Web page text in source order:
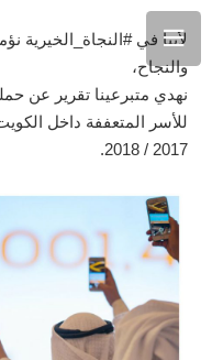
لأننا في #النجاة_الخيرية
والنجاح،
نهدي متبرعينا تقرير عن
للأسر المتعففة داخل
2017 / 2018.